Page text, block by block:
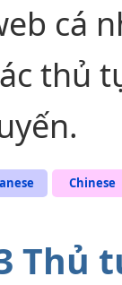
cá
thủ
Chinese
Thủ